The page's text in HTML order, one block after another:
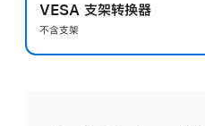
VESA 支架转换器
不含支架